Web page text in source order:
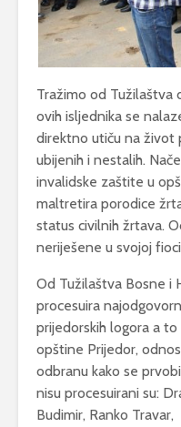
Tražimo od Tužilaštva
ovih isljednika se
direktno utiču na
ubijenih i nestalih.
invalidske zaštite u
maltretira porodice
status civilnih žrtava.
neriješene u svojoj
Od Tužilaštva Bosne i
procesuira
prijedorskih logora a to
opštine Prijedor,
odbranu kako se
nisu procesuirani su:
Budimir, Ranko